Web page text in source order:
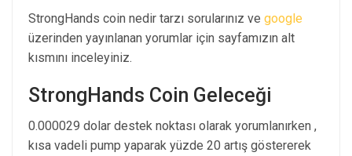
StrongHands coin nedir tarzı sorularınız ve google
üzerinden yayınlanan yorumlar için sayfamızın alt
kısmını inceleyiniz.
StrongHands Coin Geleceği
0.000029 dolar destek noktası olarak yorumlanırken ,
kısa vadeli pump yaparak yüzde 20 artış göstererek